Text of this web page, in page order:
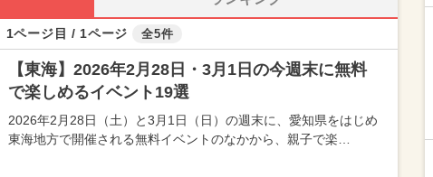
1ページ目 / 1ページ 全5件
【東海】2026年2月28日・3月1日の今週末に無料
で楽しめるイベント19選
2026年2月28日（土）と3月1日（日）の週末に、愛知県をはじめ
東海地方で開催される無料イベントのなかから、親子で楽…